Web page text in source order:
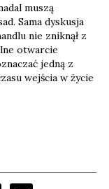
muszą
Sama dyskusja
nie zniknął z
otwarcie
jedną z
wejścia w życie